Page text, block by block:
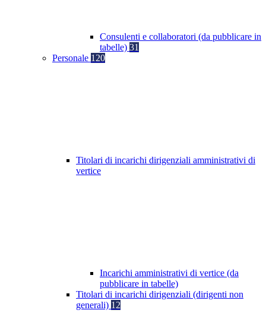
Consulenti e collaboratori (da pubblicare in
tabelle) 31
Personale 120
Titolari di incarichi dirigenziali amministrativi di
vertice
Incarichi amministrativi di vertice (da
pubblicare in tabelle)
Titolari di incarichi dirigenziali (dirigenti non
generali) 12